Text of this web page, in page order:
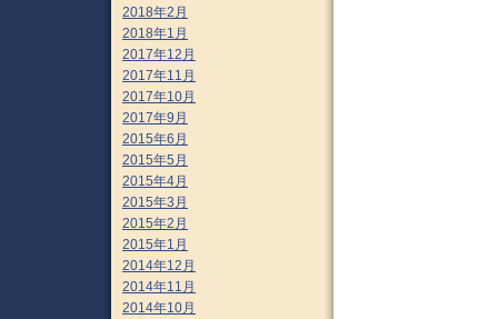
2018年2月
2018年1月
2017年12月
2017年11月
2017年10月
2017年9月
2015年6月
2015年5月
2015年4月
2015年3月
2015年2月
2015年1月
2014年12月
2014年11月
2014年10月